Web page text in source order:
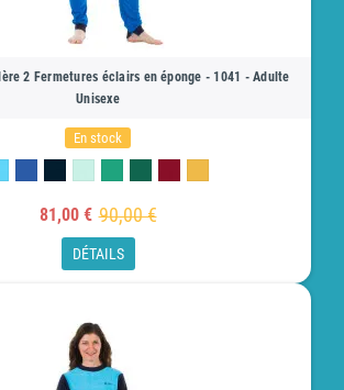
2 Fermetures éclairs en éponge - 1041 - Adulte
Unisexe
En stock
81,00 € 90,00 €
DÉTAILS